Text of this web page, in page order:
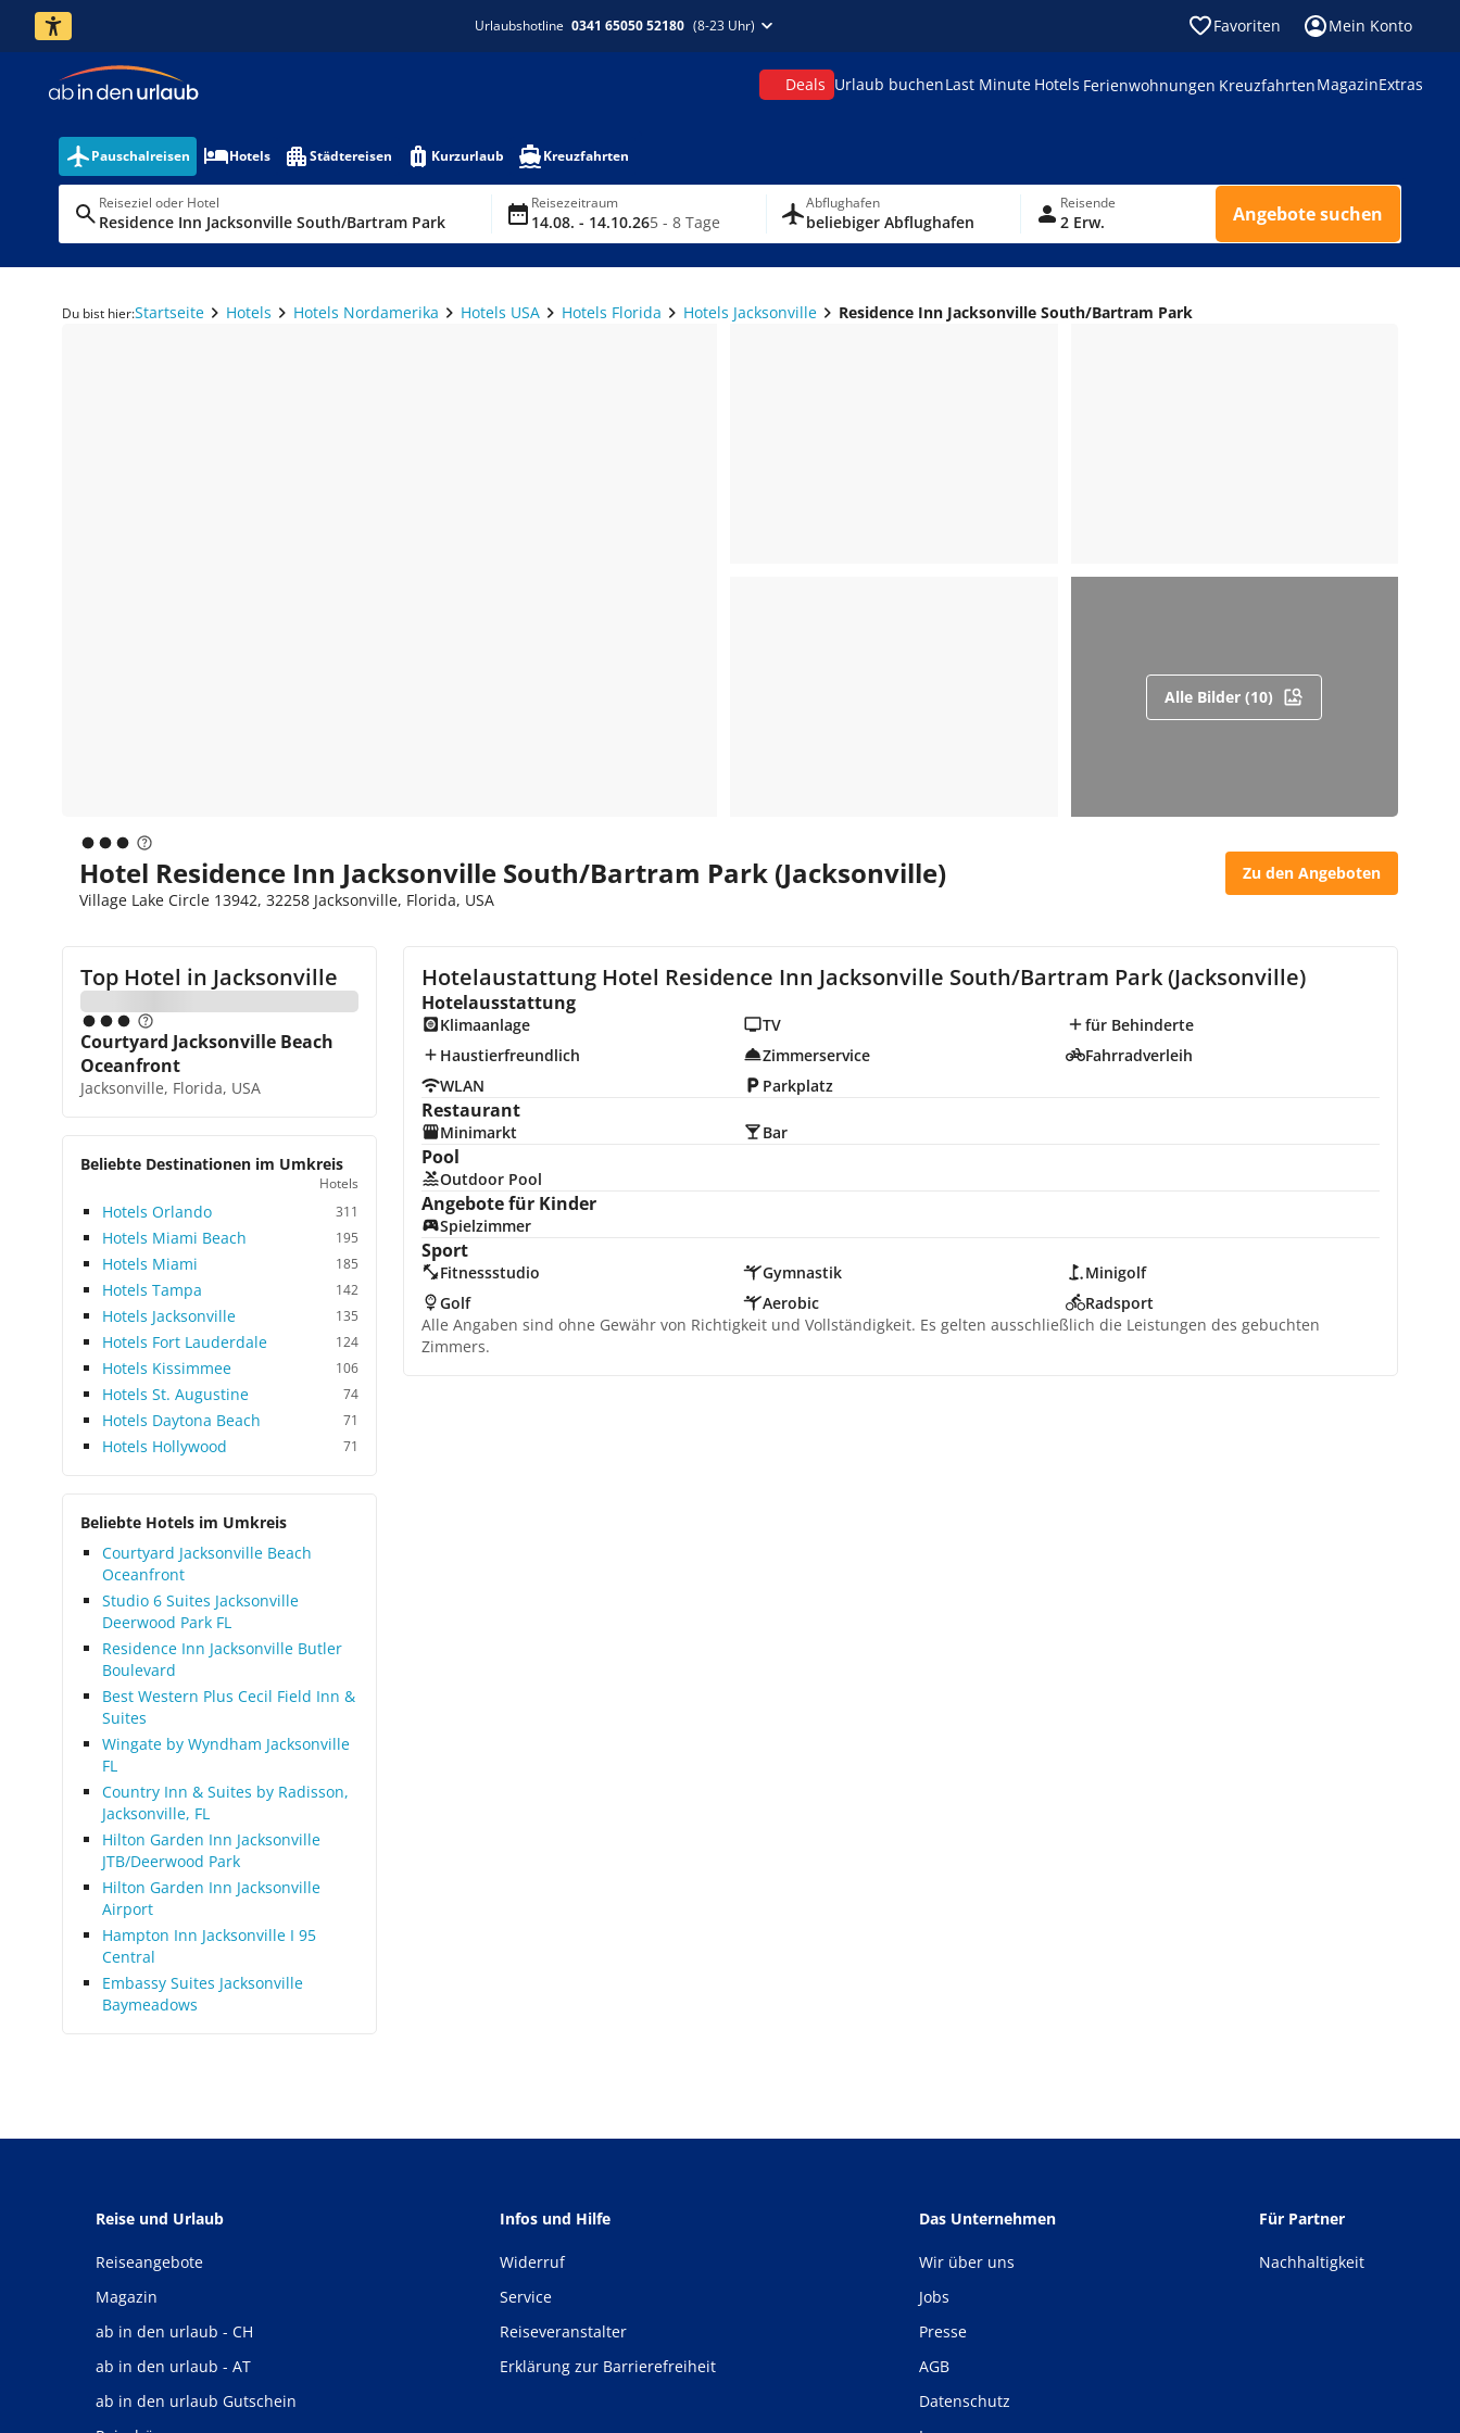
Urlaubshotline 0341 65050 52180 (8-23 Uhr) Favoriten Mein Konto
Deals Urlaub buchenLast Minute Hotels Ferienwohnungen KreuzfahrtenMagazinExtras
Pauschalreisen Hotels Städtereisen Kurzurlaub Kreuzfahrten
Reiseziel oder Hotel
Residence Inn Jacksonville South/Bartram Park
Reisezeitraum
14.08. - 14.10.265 - 8 Tage
Abflughafen
beliebiger Abflughafen
Reisende
2 Erw. Angebote suchen
Du bist hier:Startseite Hotels Hotels Nordamerika Hotels USA Hotels Florida Hotels Jacksonville Residence Inn Jacksonville South/Bartram Park
Alle Bilder (10)
Hotel Residence Inn Jacksonville South/Bartram Park (Jacksonville)
Village Lake Circle 13942, 32258 Jacksonville, Florida, USA
Zu den Angeboten
Top Hotel in Jacksonville
Courtyard Jacksonville Beach
Oceanfront
Jacksonville, Florida, USA
Beliebte Destinationen im Umkreis
Hotels
Hotels Orlando 311
Hotels Miami Beach 195
Hotels Miami 185
Hotels Tampa 142
Hotels Jacksonville 135
Hotels Fort Lauderdale 124
Hotels Kissimmee 106
Hotels St. Augustine 74
Hotels Daytona Beach 71
Hotels Hollywood 71
Beliebte Hotels im Umkreis
Courtyard Jacksonville Beach
Oceanfront
Studio 6 Suites Jacksonville
Deerwood Park FL
Residence Inn Jacksonville Butler
Boulevard
Best Western Plus Cecil Field Inn &
Suites
Wingate by Wyndham Jacksonville
FL
Country Inn & Suites by Radisson,
Jacksonville, FL
Hilton Garden Inn Jacksonville
JTB/Deerwood Park
Hilton Garden Inn Jacksonville
Airport
Hampton Inn Jacksonville I 95
Central
Embassy Suites Jacksonville
Baymeadows
Hotelaustattung Hotel Residence Inn Jacksonville South/Bartram Park (Jacksonville)
Hotelausstattung
Klimaanlage TV
für Behinderte
Haustierfreundlich
Zimmerservice
Fahrradverleih
WLAN
Parkplatz
Restaurant
Minimarkt Bar
Pool
Outdoor Pool
Angebote für Kinder
Spielzimmer
Sport
Fitnessstudio Gymnastik
Minigolf
Golf
Aerobic
Radsport
Alle Angaben sind ohne Gewähr von Richtigkeit und Vollständigkeit. Es gelten ausschließlich die Leistungen des gebuchten
Zimmers.
Reise und Urlaub
Reiseangebote
Magazin
ab in den urlaub - CH
ab in den urlaub - AT
ab in den urlaub Gutschein
Infos und Hilfe
Widerruf
Service
Reiseveranstalter
Erklärung zur Barrierefreiheit
Das Unternehmen
Wir über uns
Jobs
Presse
AGB
Datenschutz
Für Partner
Nachhaltigkeit